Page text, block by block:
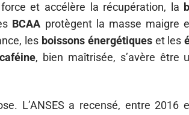
et accélère la récupération, la
BCAA protègent la masse maigre
les boissons énergétiqueset les
caféine, bien maîtrisée, s’avère être
L’ANSES a recensé, entre 2016